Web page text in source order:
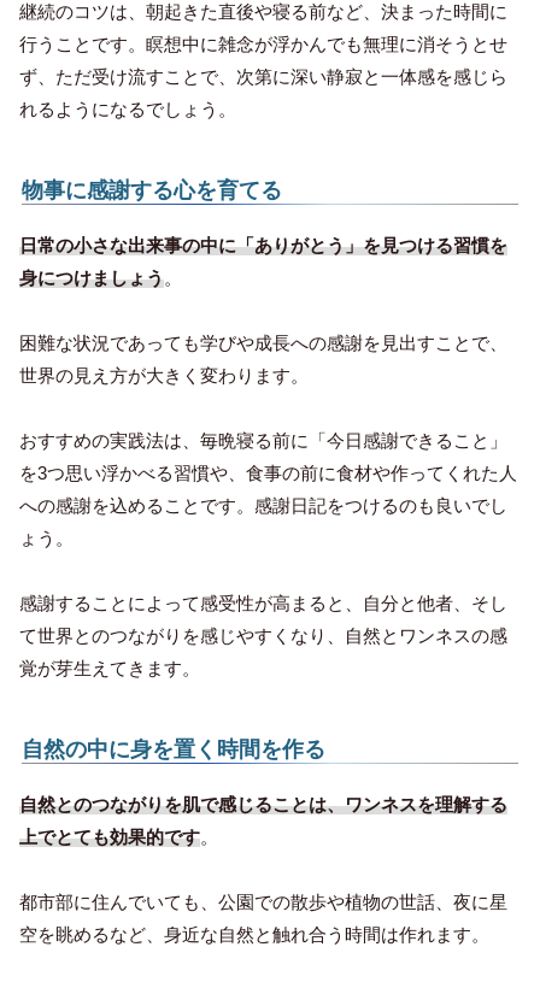
継続のコツは、朝起きた直後や寝る前など、決まった時間に
行うことです。瞑想中に雑念が浮かんでも無理に消そうとせ
ず、ただ受け流すことで、次第に深い静寂と一体感を感じら
れるようになるでしょう。
物事に感謝する心を育てる
日常の小さな出来事の中に「ありがとう」を見つける習慣を
身につけましょう。
困難な状況であっても学びや成長への感謝を見出すことで、
世界の見え方が大きく変わります。
おすすめの実践法は、毎晩寝る前に「今日感謝できること」
を3つ思い浮かべる習慣や、食事の前に食材や作ってくれた人
への感謝を込めることです。感謝日記をつけるのも良いでし
ょう。
感謝することによって感受性が高まると、自分と他者、そし
て世界とのつながりを感じやすくなり、自然とワンネスの感
覚が芽生えてきます。
自然の中に身を置く時間を作る
自然とのつながりを肌で感じることは、ワンネスを理解する
上でとても効果的です。
都市部に住んでいても、公園での散歩や植物の世話、夜に星
空を眺めるなど、身近な自然と触れ合う時間は作れます。